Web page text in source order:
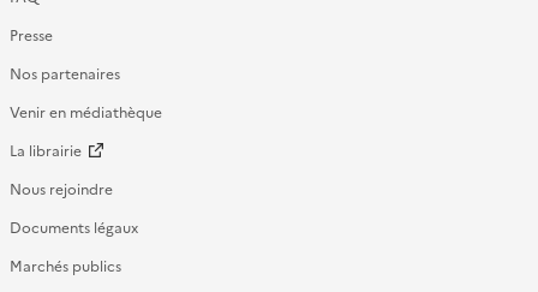
Presse
Nos partenaires
Venir en médiathèque
La librairie
Nous rejoindre
Documents légaux
Marchés publics